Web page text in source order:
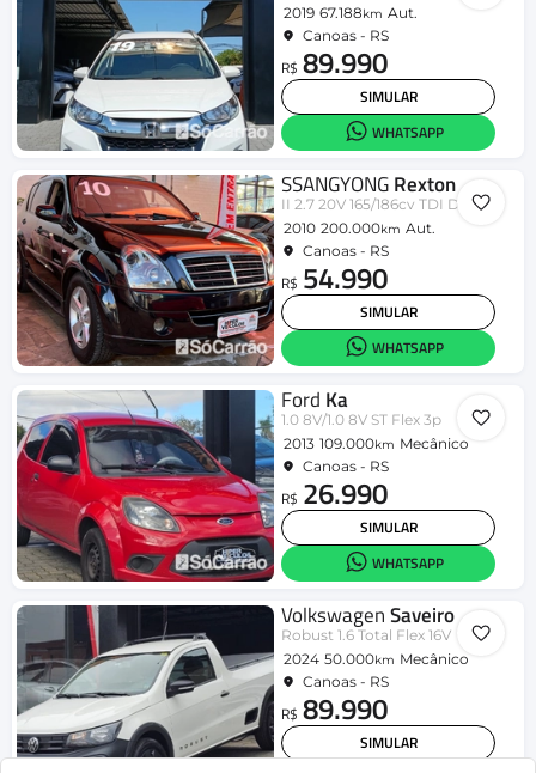
2019 67.188km Aut.
Canoas - RS
R$ 89.990
SIMULAR
WHATSAPP
SSANGYONGRexton
II 2.7 20V 165/186cv TDI Dies.Aut
2010 200.000km Aut.
Canoas - RS
R$ 54.990
SIMULAR
WHATSAPP
Ford Ka
1.0 8V/1.0 8V ST Flex 3p
2013 109.000km Mecânico
Canoas - RS
R$ 26.990
SIMULAR
WHATSAPP
VolkswagenSaveiro
Robust 1.6 Total Flex 16V
2024 50.000km Mecânico
Canoas - RS
R$ 89.990
SIMULAR